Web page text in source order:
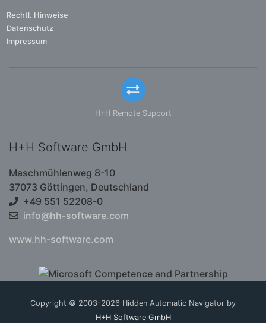
Rechtl. Hinweise
Datenschutz
Impressum
H+H Remote Support
H+H Software GmbH
Maschmühlenweg 8-10
37073 Göttingen, Deutschland
+49 551 52208-0
info@hh-software.com
www.hh-software.com
Copyright © 2003-2026 Hidden Automatic Navigator by
H+H Software GmbH